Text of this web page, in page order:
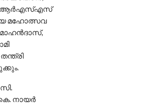
ആര്‍എസ്എസ്
മഹോത്സവ
നായര്‍